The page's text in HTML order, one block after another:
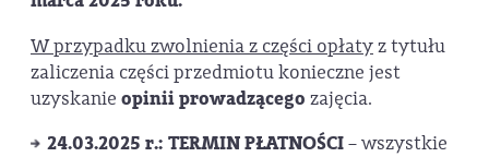
W przypadku zwolnienia z części opłatyz tytułu
zaliczenia części przedmiotu konieczne jest
uzyskanie opinii prowadzącego zajęcia.
24.03.2025 r.: TERMIN PŁATNOŚCI– wszystkie